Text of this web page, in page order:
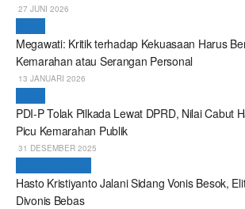
27 JUNI 2026
Megawati: Kritik terhadap Kekuasaan Harus
Kemarahan atau Serangan Personal
13 JANUARI 2026
PDI-P Tolak Pilkada Lewat DPRD, Nilai Cabut
Picu Kemarahan Publik
31 DESEMBER 2025
Hasto Kristiyanto Jalani Sidang Vonis Besok,
Divonis Bebas